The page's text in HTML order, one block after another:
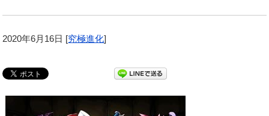
2020年6月16日 [究極進化]